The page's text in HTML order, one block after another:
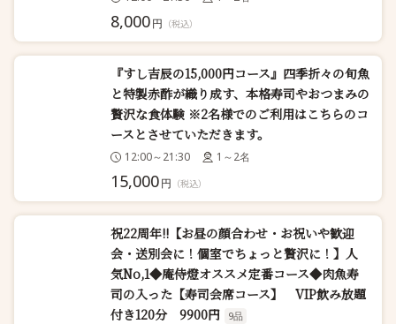
8,000円 （税込）
『すし吉辰の15,000円コース』四季折々の旬魚
と特製赤酢が織り成す、本格寿司やおつまみの
贅沢な食体験 ※2名様でのご利用はこちらのコ
ースとさせていただきます。
12:00～21:30 1～2名
15,000円 （税込）
祝22周年!!【お昼の顔合わせ・お祝いや歓迎
会・送別会に！個室でちょっと贅沢に！】人
気No,1◆庵侍燈オススメ定番コース◆肉魚寿
司の入った【寿司会席コース】 VIP飲み放題
付き120分 9900円
9品